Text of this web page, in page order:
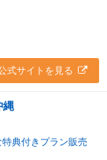
式サイトを見る
縄
典付きプラン販売